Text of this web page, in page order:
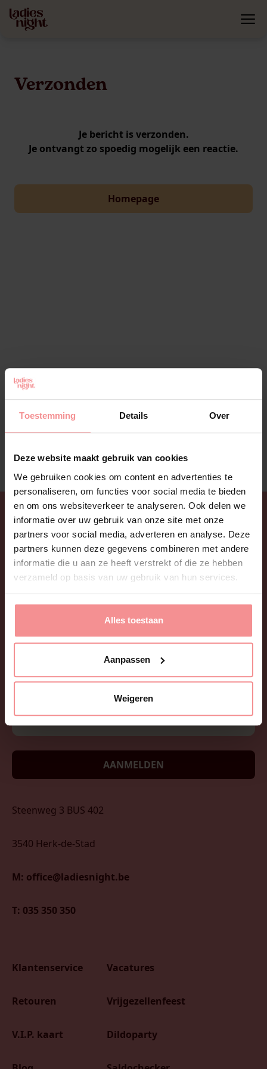
Toestemming Details Over
Deze website maakt gebruik van cookies
We gebruiken cookies om content en advertenties te
personaliseren, om functies voor social media te bieden
en om ons websiteverkeer te analyseren. Ook delen we
informatie over uw gebruik van onze site met onze
partners voor social media, adverteren en analyse. Deze
partners kunnen deze gegevens combineren met andere
informatie die u aan ze heeft verstrekt of die ze hebben
verzameld op basis van uw gebruik van hun services.
Alles toestaan
Aanpassen
Weigeren
Verzonden
Je bericht is verzonden.
Je ontvangt zo spoedig mogelijk een reactie.
Homepage
Wil je onze nieuwsbrief ontvangen? Leuke tips, tricks,
AANMELDEN
Steenweg 3 BUS 402
3540 Herk-de-Stad
M: office@ladiesnight.be
T: 035 350 350
Klantenservice
Retouren
V.I.P. kaart
Vacatures
Vrijgezellenfeest
Dildoparty